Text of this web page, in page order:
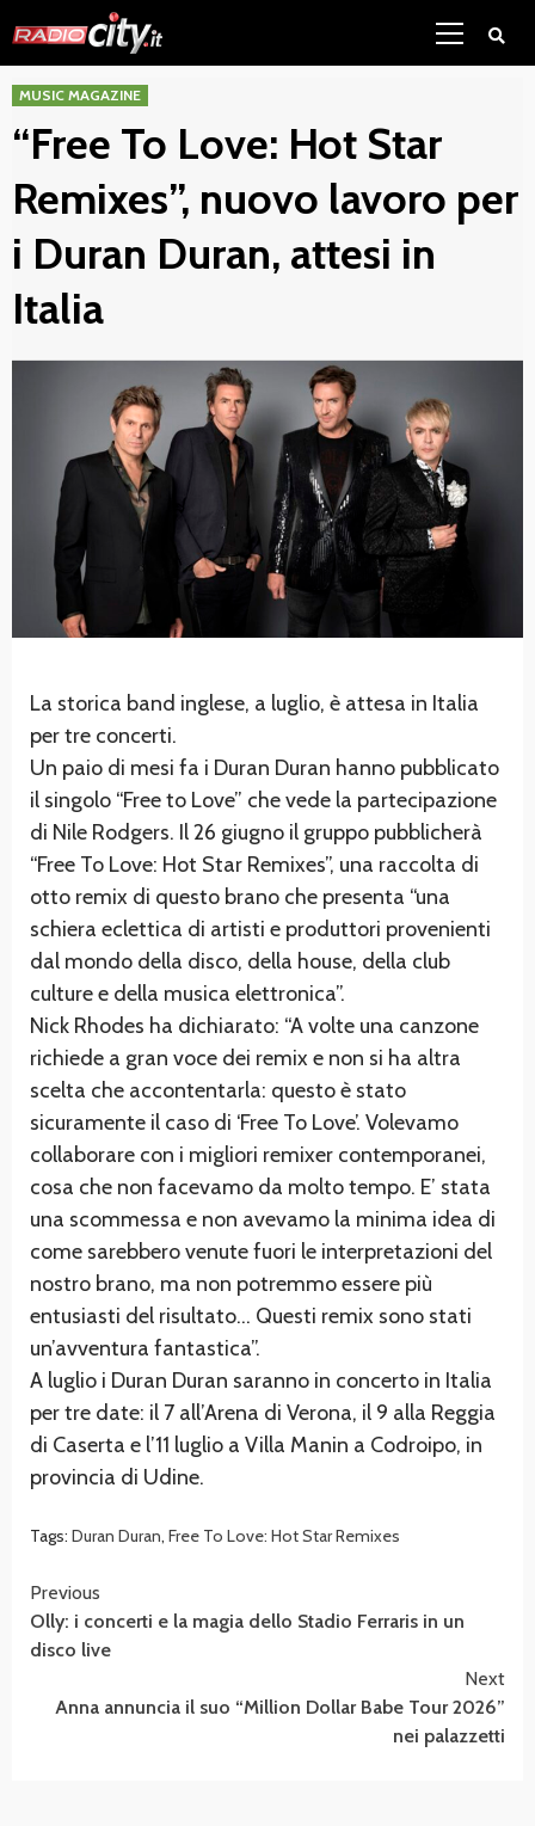
to
content
MUSIC MAGAZINE
“Free To Love: Hot Star
Remixes”, nuovo lavoro per
i Duran Duran, attesi in
Italia
La storica band inglese, a luglio, è attesa in Italia
per tre concerti.
Un paio di mesi fa i Duran Duran hanno pubblicato
il singolo “Free to Love” che vede la partecipazione
di Nile Rodgers. Il 26 giugno il gruppo pubblicherà
“Free To Love: Hot Star Remixes”, una raccolta di
otto remix di questo brano che presenta “una
schiera eclettica di artisti e produttori provenienti
dal mondo della disco, della house, della club
culture e della musica elettronica”.
Nick Rhodes ha dichiarato: “A volte una canzone
richiede a gran voce dei remix e non si ha altra
scelta che accontentarla: questo è stato
sicuramente il caso di ‘Free To Love’. Volevamo
collaborare con i migliori remixer contemporanei,
cosa che non facevamo da molto tempo. E’ stata
una scommessa e non avevamo la minima idea di
come sarebbero venute fuori le interpretazioni del
nostro brano, ma non potremmo essere più
entusiasti del risultato… Questi remix sono stati
un’avventura fantastica”.
A luglio i Duran Duran saranno in concerto in Italia
per tre date: il 7 all’Arena di Verona, il 9 alla Reggia
di Caserta e l’11 luglio a Villa Manin a Codroipo, in
provincia di Udine.
Tags: Duran Duran, Free To Love: Hot Star Remixes
Continue
Reading
Previous
Olly: i concerti e la magia dello Stadio Ferraris in un
disco live
Next
Anna annuncia il suo “Million Dollar Babe Tour 2026”
nei palazzetti